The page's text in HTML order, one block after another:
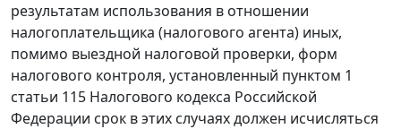
результатам использования в отношении
налогоплательщика (налогового агента) иных,
помимо выездной налоговой проверки, форм
налогового контроля, установленный пунктом 1
статьи 115 Налогового кодекса Российской
Федерации срок в этих случаях должен исчисляться